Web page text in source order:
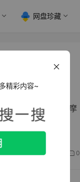
网盘珍藏
驾照考试的软件。摩
0
精彩内容~